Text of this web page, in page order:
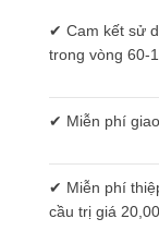
✔ Cam kết sử
trong vòng 60-
✔ Miễn phí
✔ Miễn phí
cầu trị giá